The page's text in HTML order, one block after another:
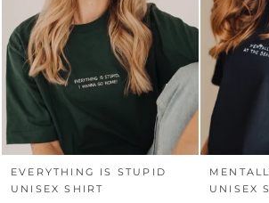
EVERYTHING IS STUPID
UNISEX SHIRT
UNISEX